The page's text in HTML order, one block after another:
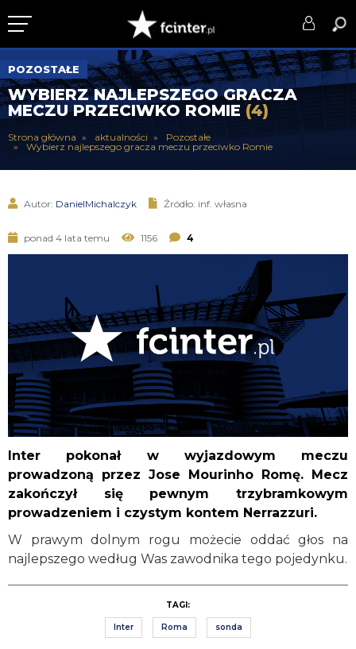
KLUB
DRUŻYNA
SERIE A
PUCHARY
DLA TIFOSICH
SERWIS
POZOSTAŁE
WYBIERZ NAJLEPSZEGO GRACZA
MECZU PRZECIWKO ROMIE (4)
Strona główna aktualności
Pozostałe
Wybierz najlepszego gracza meczu przeciwko Romie
Autor: DanielMichalczyk Źródło: inf. własna
ponad 4 lata temu 1156 4
Inter pokonał w wyjazdowym meczu
prowadzoną przez Jose Mourinho Romę. Mecz
zakończył się pewnym trzybramkowym
prowadzeniem i czystym kontem Nerrazzuri.
W prawym dolnym rogu możecie oddać głos na
najlepszego według Was zawodnika tego pojedynku.
TAGI:
Inter Roma sonda